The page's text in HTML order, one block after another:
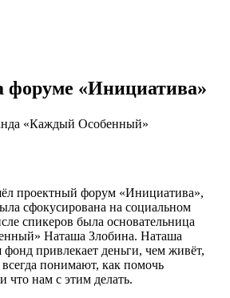
форуме «Инициатива»
«Каждый Особенный»
проектный форум «Инициатива»,
сфокусирована на социальном
спикеров была основательница
Наташа Злобина. Наташа
фонд привлекает деньги, чем живёт,
понимают, как помочь
нам с этим делать.